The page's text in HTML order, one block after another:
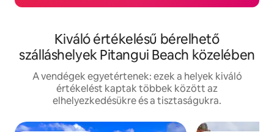
Kiváló értékelésű bérelhető
szálláshelyek Pitangui Beach közelében
A vendégek egyetértenek: ezek a helyek kiváló
értékelést kaptak többek között az
elhelyezkedésükre és a tisztaságukra.